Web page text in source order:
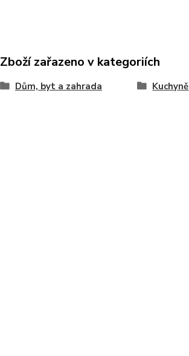
Zboží zařazeno v kategoriích
Dům, byt a zahrada Kuchyně